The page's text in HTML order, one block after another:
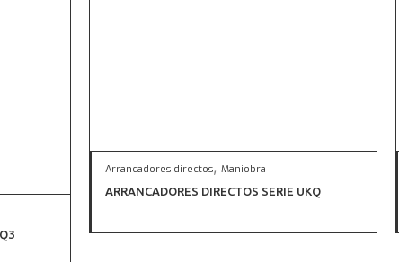
Arrancadores directos, Maniobra
ARRANCADORES DIRECTOS SERIE UKQ